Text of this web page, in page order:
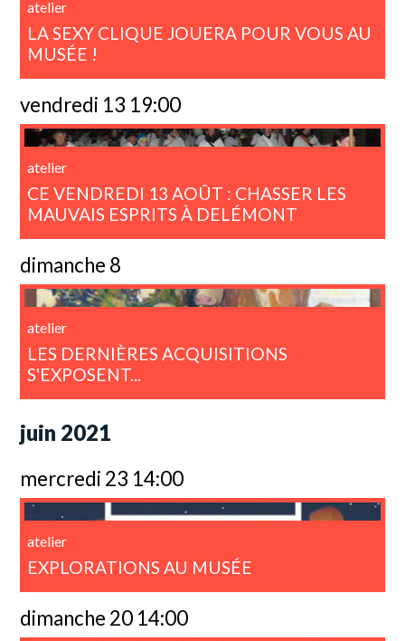
atelier
LA SEXY CLIQUE JOUERA POUR VOUS AU
MUSÉE !
vendredi 13 19:00
atelier
CE VENDREDI 13 AOÛT : CHASSER LES
MAUVAIS ESPRITS À DELÉMONT
dimanche 8
atelier
LES DERNIÈRES ACQUISITIONS
S'EXPOSENT...
juin 2021
mercredi 23 14:00
atelier
EXPLORATIONS AU MUSÉE
dimanche 20 14:00